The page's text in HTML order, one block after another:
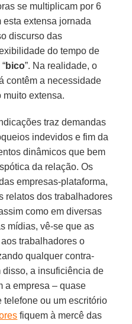
se multiplicam por 6
esta extensa jornada
discurso das
do tempo de
bico”. Na realidade, o
contêm a necessidade
muito extensa.
traz demandas
indevidos e fim da
dinâmicos que bem
da relação. Os
empresas-plataforma,
relatos dos trabalhadores
como em diversas
mídias, vê-se que as
trabalhadores o
qualquer contra-
disso, a insuficiência de
a empresa – quase
telefone ou um escritório
fiquem à mercê das